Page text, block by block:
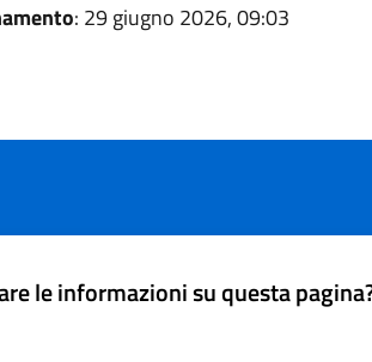
: 29 giugno 2026, 09:03
le informazioni su questa